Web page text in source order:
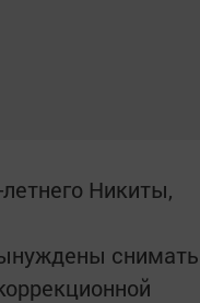
Никиты,
снимать